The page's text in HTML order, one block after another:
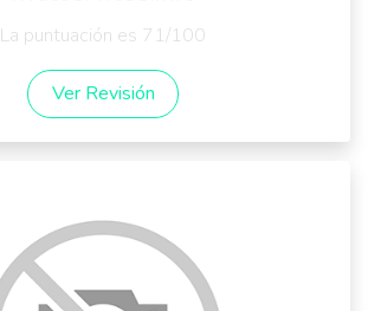
La puntuación es 71/100
Ver Revisión